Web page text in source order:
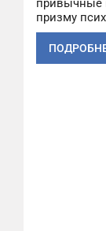
привычные
призму